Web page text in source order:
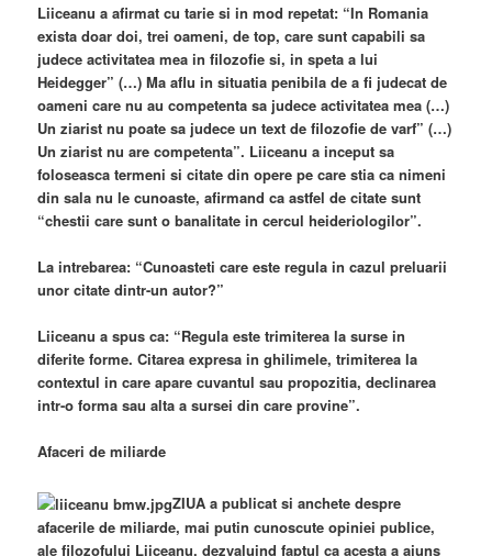
Liiceanu a afirmat cu tarie si in mod repetat: “In Romania
exista doar doi, trei oameni, de top, care sunt capabili sa
judece activitatea mea in filozofie si, in speta a lui
Heidegger” (…) Ma aflu in situatia penibila de a fi judecat de
oameni care nu au competenta sa judece activitatea mea (…)
Un ziarist nu poate sa judece un text de filozofie de varf” (…)
Un ziarist nu are competenta”. Liiceanu a inceput sa
foloseasca termeni si citate din opere pe care stia ca nimeni
din sala nu le cunoaste, afirmand ca astfel de citate sunt
“chestii care sunt o banalitate in cercul heideriologilor”.
La intrebarea: “Cunoasteti care este regula in cazul preluarii
unor citate dintr-un autor?”
Liiceanu a spus ca: “Regula este trimiterea la surse in
diferite forme. Citarea expresa in ghilimele, trimiterea la
contextul in care apare cuvantul sau propozitia, declinarea
intr-o forma sau alta a sursei din care provine”.
Afaceri de miliarde
ZIUA a publicat si anchete despre
afacerile de miliarde, mai putin cunoscute opiniei publice,
ale filozofului Liiceanu, dezvaluind faptul ca acesta a ajuns